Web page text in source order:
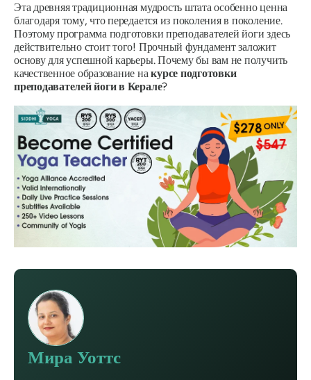
Эта древняя традиционная мудрость штата особенно ценна
благодаря тому, что передается из поколения в поколение.
Поэтому программа подготовки преподавателей йоги здесь
действительно стоит того! Прочный фундамент заложит
основу для успешной карьеры. Почему бы вам не получить
качественное образование накурсе подготовки
преподавателей йоги в Керале?
Мира Уоттс